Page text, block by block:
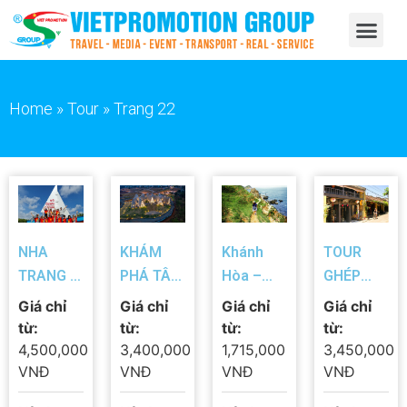
Home »Tour »Trang 22
NHA
TRANG –
DU
NGOẠN
MIỀN TÂY
SÔNG
NƯỚC
Giá chỉ
từ:
4,500,000
VNĐ
KHÁM
PHÁ TÂY
NGUYÊN
HUYỀN
THOẠI :
NHA
TRANG –
Giá chỉ
từ:
3,400,000
VNĐ
Khánh
Hòa –
Quy
Nhơn: Kỳ
Co – Eo
Gió
Giá chỉ
từ:
1,715,000
VNĐ
TOUR
GHÉP
HÀNH
TRÌNH DI
SẢN : ĐÀ
NẴNG –
SƠN TRÀ
Giá chỉ
từ:
3,450,000
VNĐ